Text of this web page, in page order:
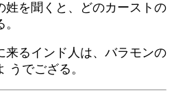
姓を聞くと、どのカーストの
来るインド人は、バラモンの
うでござる。